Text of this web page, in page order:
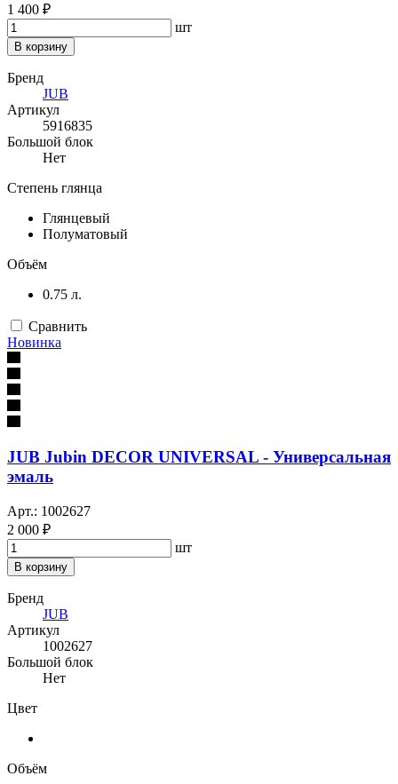
1 400 ₽
шт
В корзину
Бренд
JUB
Артикул
5916835
Большой блок
Нет
Степень глянца
Глянцевый
Полуматовый
Объём
0.75 л.
Сравнить
Новинка
JUB Jubin DECOR UNIVERSAL - Универсальная
эмаль
Арт.: 1002627
2 000 ₽
шт
В корзину
Бренд
JUB
Артикул
1002627
Большой блок
Нет
Цвет
Объём